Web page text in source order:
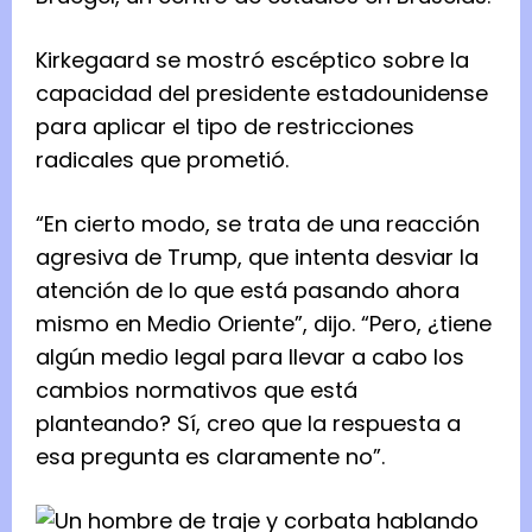
Kirkegaard se mostró escéptico sobre la
capacidad del presidente estadounidense
para aplicar el tipo de restricciones
radicales que prometió.
“En cierto modo, se trata de una reacción
agresiva de Trump, que intenta desviar la
atención de lo que está pasando ahora
mismo en Medio Oriente”, dijo. “Pero, ¿tiene
algún medio legal para llevar a cabo los
cambios normativos que está
planteando? Sí, creo que la respuesta a
esa pregunta es claramente no”.